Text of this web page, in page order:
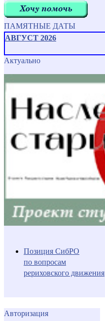
ПАМЯТНЫЕ ДАТЫ
АВГУСТ 2026
Актуально
Позиция СибРО
по вопросам
рериховского движения
Авторизация